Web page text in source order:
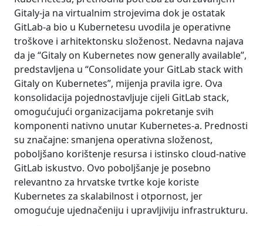
Gitaly-ja na virtualnim strojevima dok je ostatak
GitLab-a bio u Kubernetesu uvodila je operativne
troškove i arhitektonsku složenost. Nedavna najava
da je “Gitaly on Kubernetes now generally available”,
predstavljena u “Consolidate your GitLab stack with
Gitaly on Kubernetes”, mijenja pravila igre. Ova
konsolidacija pojednostavljuje cijeli GitLab stack,
omogućujući organizacijama pokretanje svih
komponenti nativno unutar Kubernetes-a. Prednosti
su značajne: smanjena operativna složenost,
poboljšano korištenje resursa i istinsko cloud-native
GitLab iskustvo. Ovo poboljšanje je posebno
relevantno za hrvatske tvrtke koje koriste
Kubernetes za skalabilnost i otpornost, jer
omogućuje ujednačeniju i upravljiviju infrastrukturu.